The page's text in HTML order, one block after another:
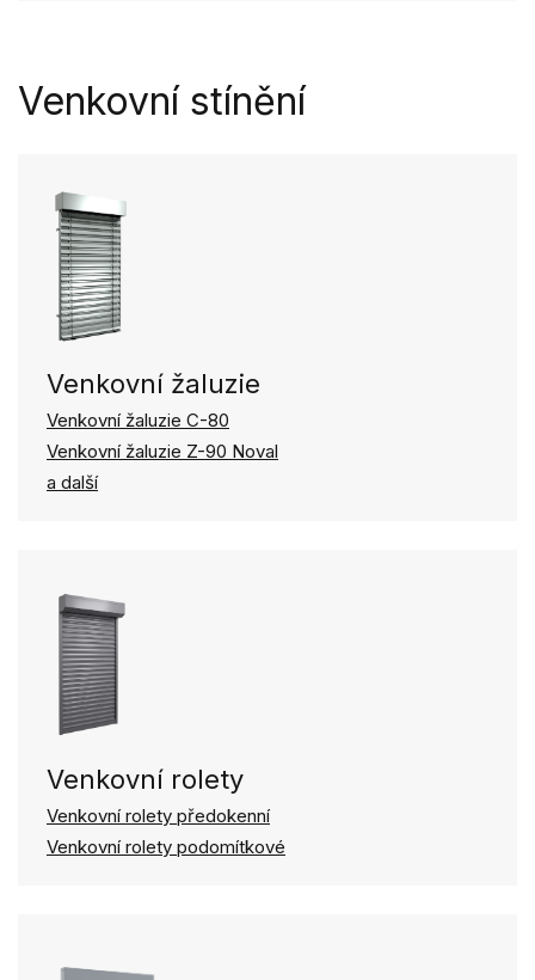
Venkovní stínění
Venkovní žaluzie
Venkovní žaluzie C-80
Venkovní žaluzie Z-90 Noval
a další
Venkovní rolety
Venkovní rolety předokenní
Venkovní rolety podomítkové